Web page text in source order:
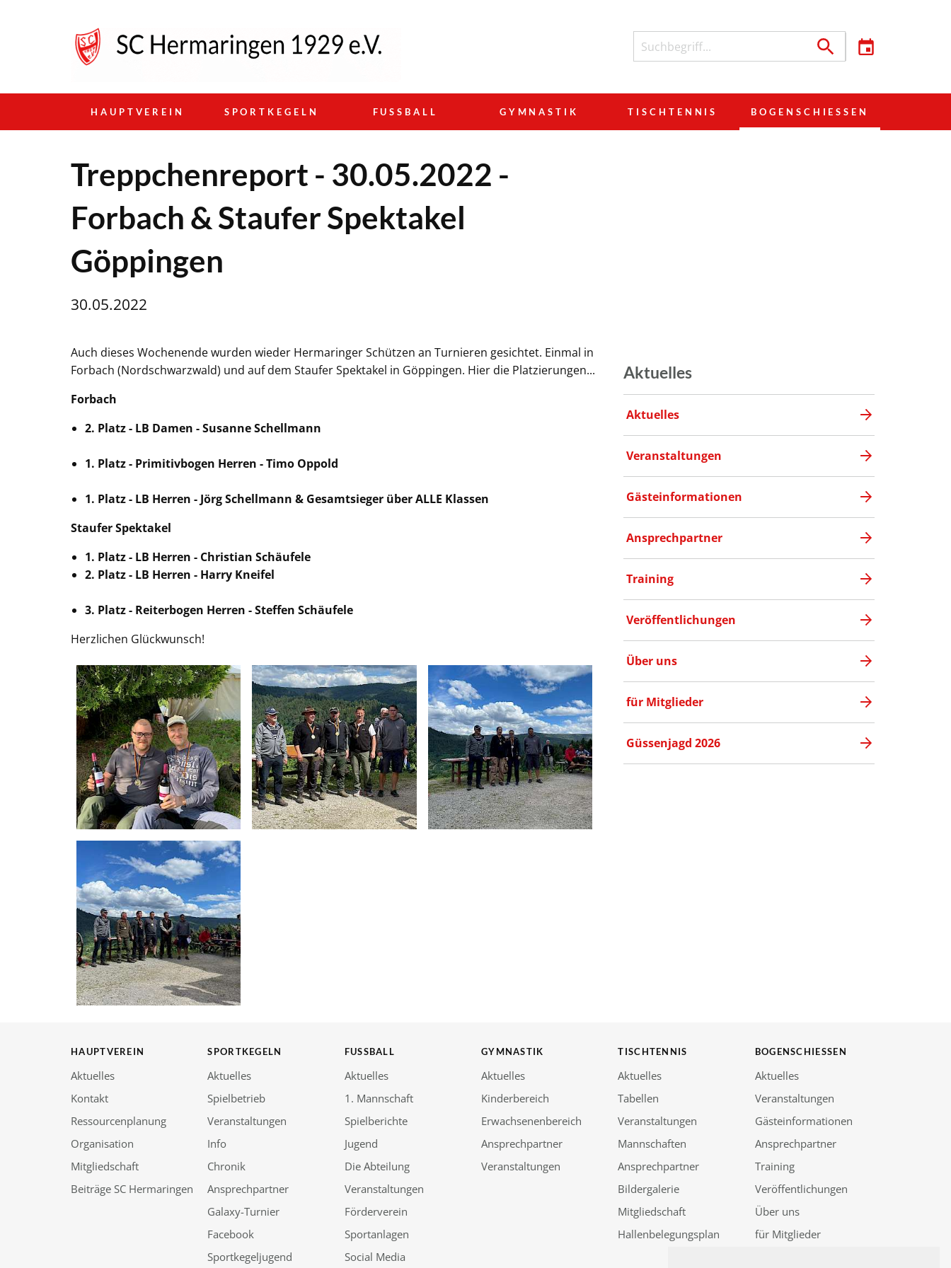
HAUPTVEREIN SPORTKEGELN FUSSBALL GYMNASTIK TISCHTENNIS BOGENSCHIESSEN
Treppchenreport - 30.05.2022 -
Forbach & Staufer Spektakel
Göppingen
30.05.2022
Auch dieses Wochenende wurden wieder Hermaringer Schützen an Turnieren gesichtet. Einmal in
Forbach (Nordschwarzwald) und auf dem Staufer Spektakel in Göppingen. Hier die Platzierungen...
Forbach
2. Platz - LB Damen - Susanne Schellmann
1. Platz - Primitivbogen Herren - Timo Oppold
1. Platz - LB Herren - Jörg Schellmann & Gesamtsieger über ALLE Klassen
Staufer Spektakel
1. Platz - LB Herren - Christian Schäufele
2. Platz - LB Herren - Harry Kneifel
3. Platz - Reiterbogen Herren - Steffen Schäufele
Herzlichen Glückwunsch!
Aktuelles
Aktuelles
Veranstaltungen
Gästeinformationen
Ansprechpartner
Training
Veröffentlichungen
Über uns
für Mitglieder
Güssenjagd 2026
HAUPTVEREIN
Aktuelles
Kontakt
Ressourcenplanung
Organisation
Mitgliedschaft
Beiträge SC Hermaringen
SPORTKEGELN
Aktuelles
Spielbetrieb
Veranstaltungen
Info
Chronik
Ansprechpartner
Galaxy-Turnier
Facebook
Sportkegeljugend
FUSSBALL
Aktuelles
1. Mannschaft
Spielberichte
Jugend
Die Abteilung
Veranstaltungen
Förderverein
Sportanlagen
Social Media
GYMNASTIK
Aktuelles
Kinderbereich
Erwachsenenbereich
Ansprechpartner
Veranstaltungen
TISCHTENNIS
Aktuelles
Tabellen
Veranstaltungen
Mannschaften
Ansprechpartner
Bildergalerie
Mitgliedschaft
Hallenbelegungsplan
BOGENSCHIESSEN
Aktuelles
Veranstaltungen
Gästeinformationen
Ansprechpartner
Training
Veröffentlichungen
Über uns
für Mitglieder